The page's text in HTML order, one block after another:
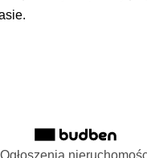
Ogłoszenia